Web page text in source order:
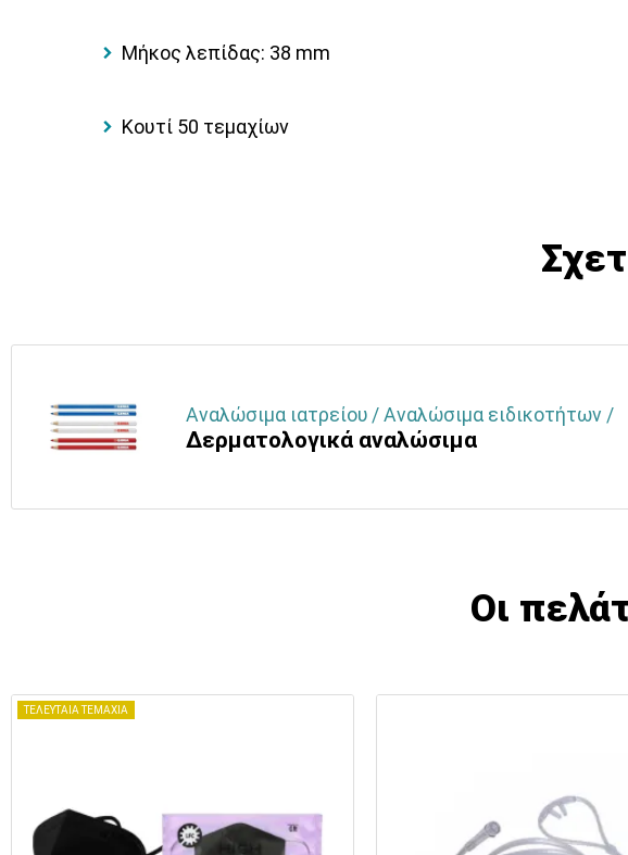
Μήκος λεπίδας: 38 mm
Κουτί 50 τεμαχίων
Αναλώσιμα ιατρείου / Αναλώσιμα ειδικοτήτων /
Δερματολογικά αναλώσιμα
Οι
ΤΕΛΕΥΤΑΙΑ ΤΕΜΑΧΙΑ